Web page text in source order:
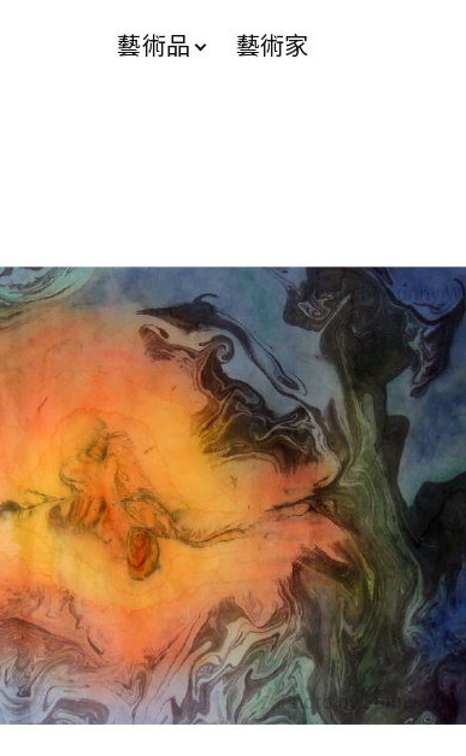
藝術品 藝術家